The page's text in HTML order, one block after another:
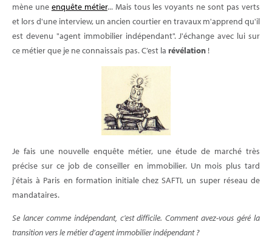
mène une enquête métier... Mais tous les voyants ne sont pas verts
et lors d'une interview, un ancien courtier en travaux m'apprend qu'il
est devenu "agent immobilier indépendant". J'échange avec lui sur
ce métier que je ne connaissais pas. C’est la révélation !
Je fais une nouvelle enquête métier, une étude de marché très
précise sur ce job de conseiller en immobilier. Un mois plus tard
j'étais à Paris en formation initiale chez SAFTI, un super réseau de
mandataires.
Se lancer comme indépendant, c'est difficile. Comment avez-vous géré la
transition vers le métier d’agent immobilier indépendant ?